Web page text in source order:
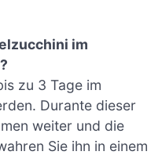
im
zu 3 Tage im
Durante dieser
weiter und die
Sie ihn in einem